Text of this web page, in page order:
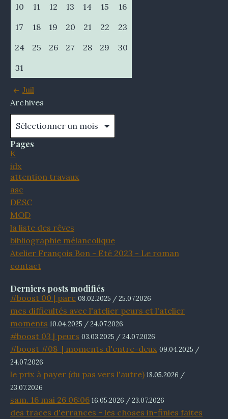
10
11 12 13 14 15
16
17
18 19 20 21 22
23
24
25 26 27 28 29
30
31
Juil
Archives
Pages
K
idx
attention travaux
asc
DESC
MOD
la liste des rêves
bibliographie mélancolique
Atelier François Bon - Eté 2023 - Le roman
contact
Derniers posts modifiés
#boost 00 | parc 08.02.2025 / 25.07.2026
mes difficultés avec l'atelier peurs et l'atelier
moments 10.04.2025 / 24.07.2026
#boost 03 | peurs 03.03.2025 / 24.07.2026
#boost #08 | moments d'entre-deux 09.04.2025 /
24.07.2026
le prix à payer (du pas vers l'autre) 18.05.2026 /
23.07.2026
sam. 16 mai 26 06:06 16.05.2026 / 23.07.2026
des traces d'errances - les choses in-finies faites